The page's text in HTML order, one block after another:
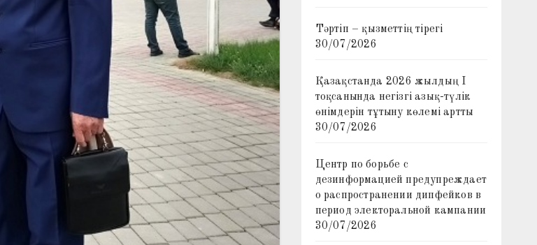
Тәртіп – қызметтің тірегі
30/07/2026
Қазақстанда 2026 жылдың I
тоқсанында негізгі азық-түлік
өнімдерін тұтыну көлемі артты
30/07/2026
Центр по борьбе с
дезинформацией предупреждает
о распространении дипфейков в
период электоральной кампании
30/07/2026